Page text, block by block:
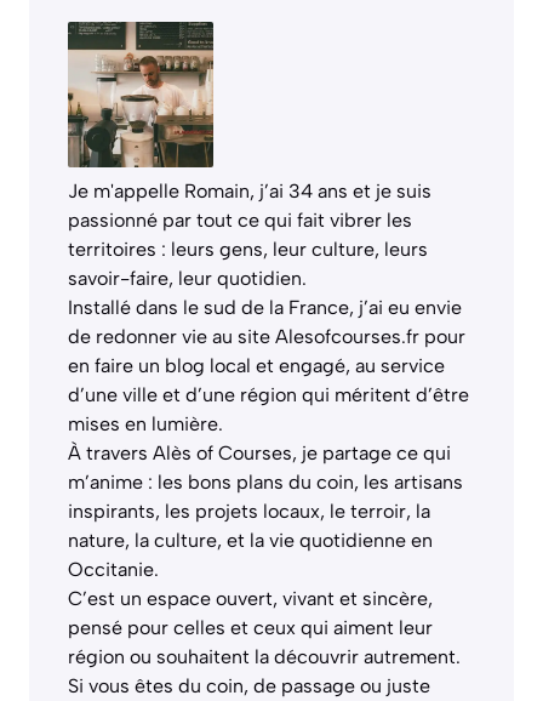
Je m'appelle Romain, j’ai 34 ans et je suis
passionné par tout ce qui fait vibrer les
territoires : leurs gens, leur culture, leurs
savoir-faire, leur quotidien.
Installé dans le sud de la France, j’ai eu envie
de redonner vie au site Alesofcourses.fr pour
en faire un blog local et engagé, au service
d’une ville et d’une région qui méritent d’être
mises en lumière.
À travers Alès of Courses, je partage ce qui
m’anime : les bons plans du coin, les artisans
inspirants, les projets locaux, le terroir, la
nature, la culture, et la vie quotidienne en
Occitanie.
C’est un espace ouvert, vivant et sincère,
pensé pour celles et ceux qui aiment leur
région ou souhaitent la découvrir autrement.
Si vous êtes du coin, de passage ou juste